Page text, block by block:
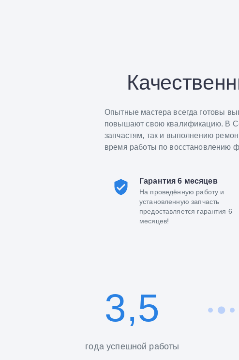
Опытные мастера всегда готовы
повышают свою квалификацию. В
запчастям, так и выполнению
время работы по восстановлению
Гарантия 6 месяцев
На проведённую работу и
установленную запчасть
предоставляется гарантия 6
месяцев!
3,5
года успешной работы